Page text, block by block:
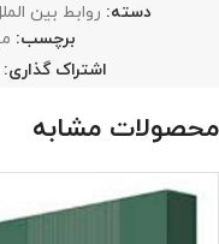
دسته: روابط بین
برچسب:
اشتراک گذاری:
محصولات مشابه